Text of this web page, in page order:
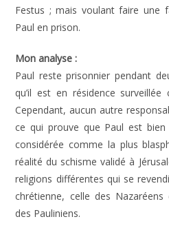
Festus ; mais voulant faire une
Paul en prison.
Mon analyse :
Paul reste prisonnier pendant
qu’il est en résidence
Cependant, aucun autre
ce qui prouve que Paul est
considérée comme la plus
réalité du schisme validé à
religions différentes qui se
chrétienne, celle des Nazaréens
des Pauliniens.